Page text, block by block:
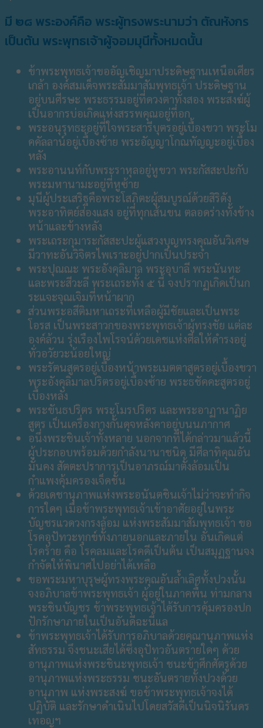
มี ๒๘ พระองค์คือ พระผู้ทรงพระนามว่า ตัณหังกร
เป็นต้น พระพุทธเจ้าผู้จอมมุนีทั้งหมดนั้น
ข้าพระพุทธเจ้าขออัญเชิญมาประดิษฐานเหนือเศียร
เกล้า องค์สมเด็จพระสัมมาสัมพุทธเจ้า ประดิษฐาน
อยู่บนศีรษะ พระธรรมอยู่ที่ดวงตาทั้งสอง พระสงฆ์ผู้
เป็นอากรบ่อเกิดแห่งสรรพคุณอยู่ที่อก
พระอนุรุทธะอยู่ที่ใจพระสารีบุตรอยู่เบื้องขวา พระโม
คคัลลาน์อยู่เบื้องซ้าย พระอัญญาโกณทัญญะอยู่เบื้อง
หลัง
พระอานนท์กับพระราหุลอยู่หูขวา พระกัสสะปะกับ
พระมหานามะอยู่ที่หูซ้าย
มุนีผู้ประเสริฐคือพระโสภิตะผู้สมบูรณ์ด้วยสิริดัง
พระอาทิตย์ส่องแสง อยู่ที่ทุกเส้นขน ตลอดร่างทั้งข้าง
หน้าและข้างหลัง
พระเถระกุมาระกัสสะปะผู้แสวงบุญทรงคุณอันวิเศษ
มีวาทะอันวิจิตรไพเราะอยู่ปากเป็นประจำ
พระปุณณะ พระอังคุลิมาล พระอุบาลี พระนันทะ
และพระสีวะลี พระเถระทั้ง ๕ นี้ จงปรากฏเกิดเป็นก
ระแจะจุณเจิมที่หน้าผาก
ส่วนพระอสีติมหาเถระที่เหลือผู้มีชัยและเป็นพระ
โอรส เป็นพระสาวกของพระพุทธเจ้าผู้ทรงชัย แต่ละ
องค์ล้วน รุ่งเรืองไพโรจน์ด้วยเดชแห่งศีลให้ดำรงอยู่
ทั่วอวัยวะน้อยใหญ่
พระรัตนสูตรอยู่เบื้องหน้าพระเมตตาสูตรอยู่เบื้องขวา
พระอังคุลิมาลปริตรอยู่เบื้องซ้าย พระธชัคคะสูตรอยู่
เบื้องหลัง
พระขันธปริตร พระโมรปริตร และพระอาฏานาฏิย
สูตร เป็นเครื่องกางกั้นดุจหลังคาอยู่บนนภากาศ
อนึ่งพระชินเจ้าทั้งหลาย นอกจากที่ได้กล่าวมาแล้วนี้
ผู้ประกอบพร้อมด้วยกำลังนานาชนิด มีศีลาทิคุณอัน
มั่นคง สัตตะปราการเป็นอาภรณ์มาตั้งล้อมเป็น
กำแพงคุ้มครองเจ็ดชั้น
ด้วยเดชานุภาพแห่งพระอนันตชินเจ้าไม่ว่าจะทำกิจ
การใดๆ เมื่อข้าพระพุทธเจ้าเข้าอาศัยอยู่ในพระ
บัญชรแวดวงกรงล้อม แห่งพระสัมมาสัมพุทธเจ้า ขอ
โรคอุปัทวะทุกข์ทั้งภายนอกและภายใน อันเกิดแต่
โรคร้าย คือ โรคลมและโรคดีเป็นต้น เป็นสมุฏฐานจง
กำจัดให้พินาศไปอย่าได้เหลือ
ขอพระมหาบุรุษผู้ทรงพระคุณอันล้ำเลิศทั้งปวงนั้น
จงอภิบาลข้าพระพุทธเจ้า ผู้อยู่ในภาคพื้น ท่ามกลาง
พระชินบัญชร ข้าพระพุทธเจ้าได้รับการคุ้มครองปก
ปักรักษาภายในเป็นอันดีฉะนี้แล
ข้าพระพุทธเจ้าได้รับการอภิบาลด้วยคุณานุภาพแห่ง
สัทธรรม จึงชนะเสียได้ซึ่งอุปัทวอันตรายใดๆ ด้วย
อานุภาพแห่งพระชินะพุทธเจ้า ชนะข้าศึกศัตรูด้วย
อานุภาพแห่งพระธรรม ชนะอันตรายทั้งปวงด้วย
อานุภาพ แห่งพระสงฆ์ ขอข้าพระพุทธเจ้าจงได้
ปฏิบัติ และรักษาดำเนินไปโดยสวัสดีเป็นนิจนิรันดร
เทอญฯ